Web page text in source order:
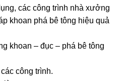
các công trình nhà xưởng
khoan phá bê tông hiệu quả
khoan – đục – phá bê tông
công trình.